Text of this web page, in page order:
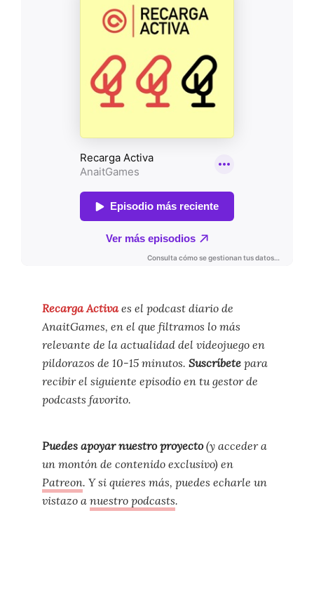
Recarga Activaes el podcast diario de
AnaitGames, en el que filtramos lo más
relevante de la actualidad del videojuego en
pildorazos de 10-15 minutos. Suscríbetepara
recibir el siguiente episodio en tu gestor de
podcasts favorito.
Puedes apoyar nuestro proyecto(y acceder a
un montón de contenido exclusivo) en
Patreon. Y si quieres más, puedes echarle un
vistazo anuestro podcasts.